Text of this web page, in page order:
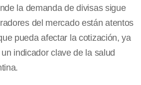
la demanda de divisas sigue
del mercado están atentos
pueda afectar la cotización, ya
indicador clave de la salud